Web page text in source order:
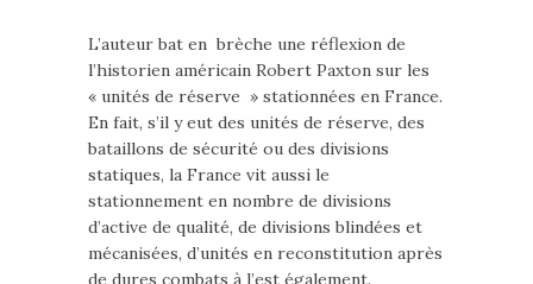
L’auteur bat en brèche une réflexion de
l’historien américain Robert Paxton sur les
« unités de réserve » stationnées en France.
En fait, s’il y eut des unités de réserve, des
bataillons de sécurité ou des divisions
statiques, la France vit aussi le
stationnement en nombre de divisions
d’active de qualité, de divisions blindées et
mécanisées, d’unités en reconstitution après
de dures combats à l’est également.